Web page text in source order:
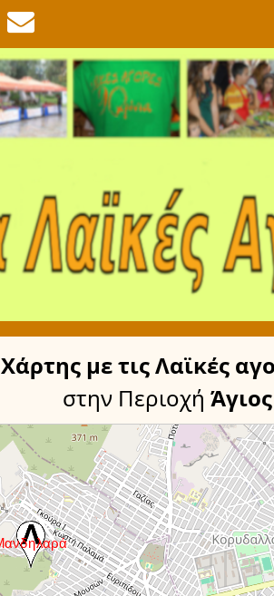
Χάρτης με τις Λαϊκές
στην Περιοχή